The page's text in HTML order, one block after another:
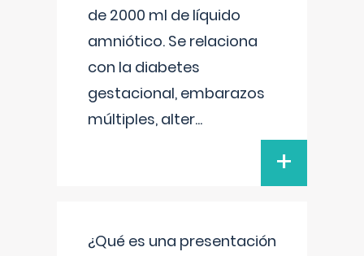
de 2000 ml de líquido
amniótico. Se relaciona
con la diabetes
gestacional, embarazos
múltiples, alter...
+
¿Qué es una presentación